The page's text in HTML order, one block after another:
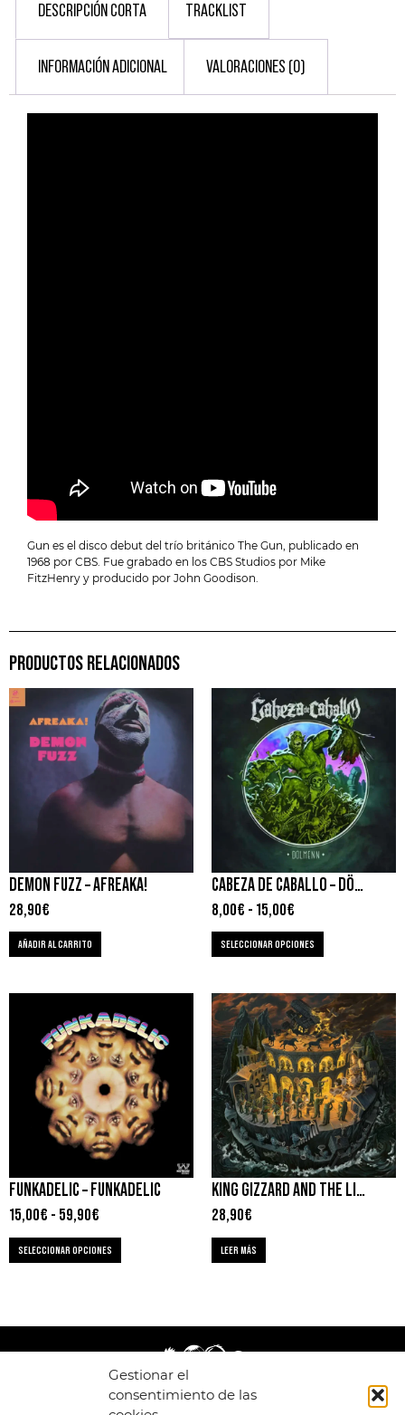
Gestionar el
consentimiento de las
DESCRIPCIÓN CORTA TRACKLIST
INFORMACIÓN ADICIONAL VALORACIONES (0)
Gun es el disco debut del trío británico The Gun, publicado en
1968 por CBS. Fue grabado en los CBS Studios por Mike
FitzHenry y producido por John Goodison.
PRODUCTOS RELACIONADOS
DEMON FUZZ – AFREAKA!
28,90€
AÑADIR AL CARRITO
CABEZA DE CABALLO – DÖLMENN
8,00€ - 15,00€
SELECCIONAR OPCIONES
FUNKADELIC – FUNKADELIC
15,00€ - 59,90€
SELECCIONAR OPCIONES
KING GIZZARD AND THE LIZARD WIZARD – PHANTOM ISLAND
28,90€
LEER MÁS